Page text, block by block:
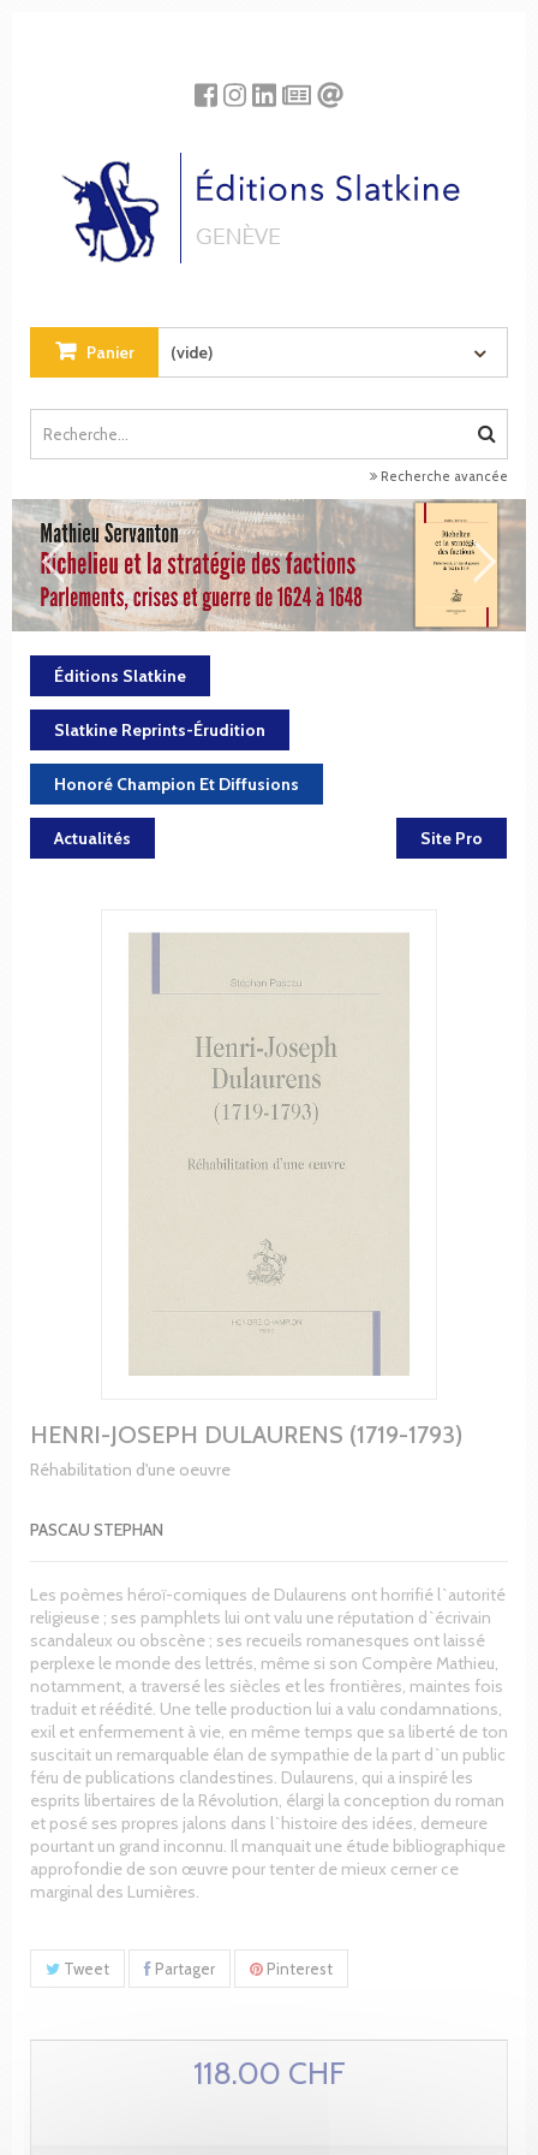
Panier (vide)
Recherche avancée
Éditions Slatkine
Slatkine Reprints-Érudition
Honoré Champion Et Diffusions
Actualités Site Pro
HENRI-JOSEPH DULAURENS (1719-1793)
Réhabilitation d'une oeuvre
PASCAU STEPHAN
Les poèmes héroï-comiques de Dulaurens ont horrifié l`autorité
religieuse ; ses pamphlets lui ont valu une réputation d`écrivain
scandaleux ou obscène ; ses recueils romanesques ont laissé
perplexe le monde des lettrés, même si son Compère Mathieu,
notamment, a traversé les siècles et les frontières, maintes fois
traduit et réédité. Une telle production lui a valu condamnations,
exil et enfermement à vie, en même temps que sa liberté de ton
suscitait un remarquable élan de sympathie de la part d`un public
féru de publications clandestines. Dulaurens, qui a inspiré les
esprits libertaires de la Révolution, élargi la conception du roman
et posé ses propres jalons dans l`histoire des idées, demeure
pourtant un grand inconnu. Il manquait une étude bibliographique
approfondie de son œuvre pour tenter de mieux cerner ce
marginal des Lumières.
Tweet Partager Pinterest
118.00 CHF